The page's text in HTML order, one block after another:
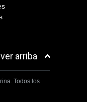
arriba
Todos los